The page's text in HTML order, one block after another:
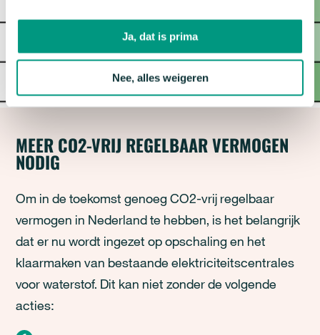
Ja, dat is prima
Nee, alles weigeren
MEER CO2-VRIJ REGELBAAR VERMOGEN
NODIG
Om in de toekomst genoeg CO2-vrij regelbaar
vermogen in Nederland te hebben, is het belangrijk
dat er nu wordt ingezet op opschaling en het
klaarmaken van bestaande elektriciteitscentrales
voor waterstof. Dit kan niet zonder de volgende
acties: